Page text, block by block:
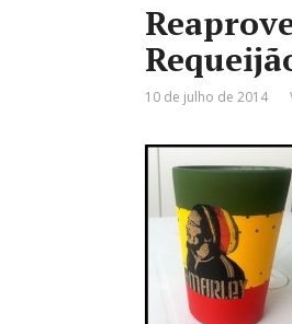
10 de julho de 2014